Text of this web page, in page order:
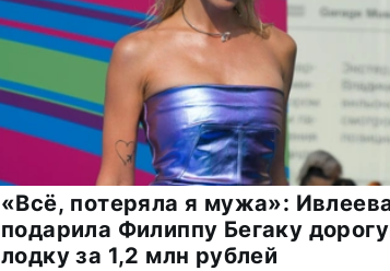
«Всё, потеряла я мужа»:
подарила Филиппу Бегаку
лодку за 1,2 млн рублей